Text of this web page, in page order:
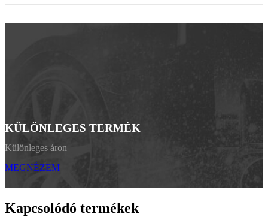
KÜLÖNLEGES TERMÉK
Különleges áron
MEGNÉZEM
Kapcsolódó termékek